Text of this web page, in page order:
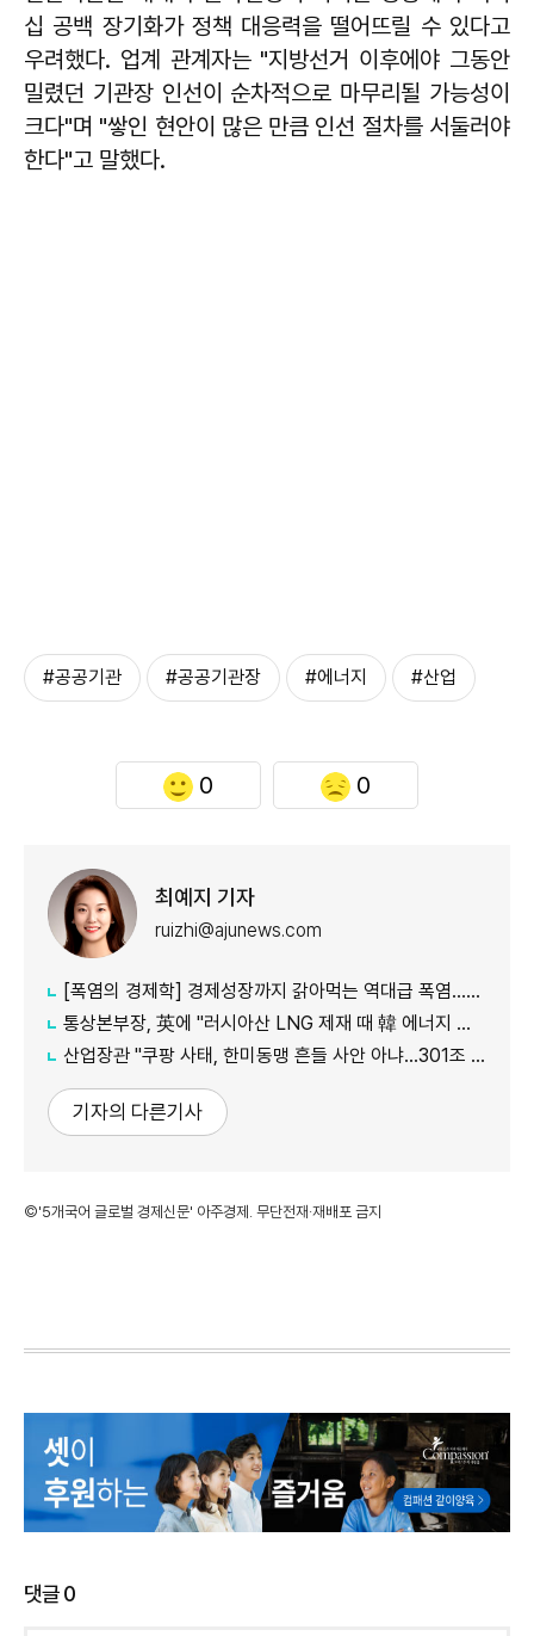
십 공백 장기화가 정책 대응력을 떨어뜨릴 수 있다고
우려했다. 업계 관계자는 "지방선거 이후에야 그동안
밀렸던 기관장 인선이 순차적으로 마무리될 가능성이
크다"며 "쌓인 현안이 많은 만큼 인선 절차를 서둘러야
한다"고 말했다.
#공공기관 #공공기관장 #에너지 #산업
0 0
최예지 기자
ruizhi@ajunews.com
[폭염의 경제학] 경제성장까지 갉아먹는 역대급 폭염…李대통령 "국가적 기후 재난"
통상본부장, 英에 "러시아산 LNG 제재 때 韓 에너지 안보 고려해야"
산업장관 "쿠팡 사태, 한미동맹 흔들 사안 아냐…301조 관세 15% 넘지 않도록 협의"
기자의 다른기사
©'5개국어 글로벌 경제신문' 아주경제. 무단전재·재배포 금지
댓글0